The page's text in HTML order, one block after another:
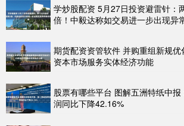
学炒股配资 5月27日投资避雷针：
倍！中毅达称如交易进一步出现异
期货配资资管软件 并购重组新规
资本市场服务实体经济功能
股票有哪些平台 图解五洲特纸中
润同比下降42.16%